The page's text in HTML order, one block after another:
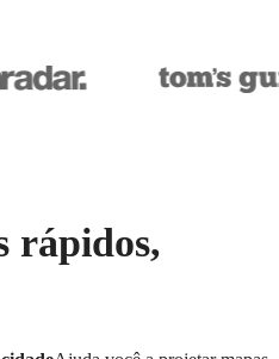
rápidos,